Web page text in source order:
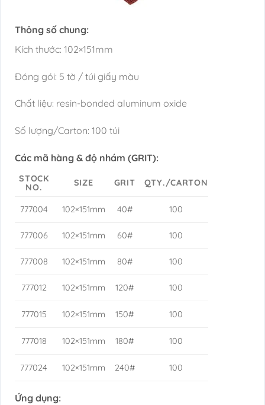
Thông số chung:
Kích thước: 102×151mm
Đóng gói: 5 tờ / túi giấy màu
Chất liệu: resin-bonded aluminum oxide
Số lượng/Carton: 100 túi
Các mã hàng & độ nhám (GRIT):
STOCK
NO.
SIZE GRIT QTY./CARTON
777004 102×151mm 40# 100
777006 102×151mm 60# 100
777008 102×151mm 80# 100
777012 102×151mm 120# 100
777015 102×151mm 150# 100
777018 102×151mm 180# 100
777024 102×151mm 240# 100
Ứng dụng: